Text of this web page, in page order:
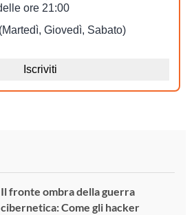
Il fronte ombra della guerra
cibernetica: Come gli hacker